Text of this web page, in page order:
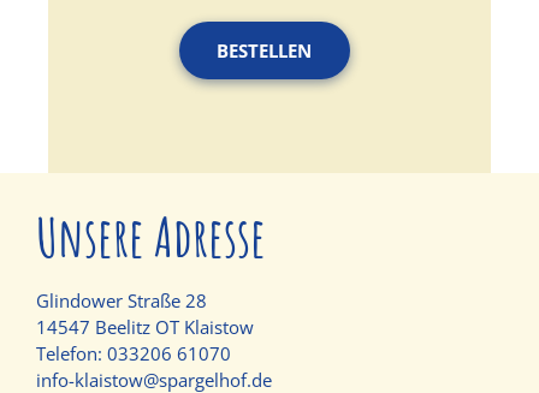
BESTELLEN
Unsere Adresse
Glindower Straße 28
14547 Beelitz OT Klaistow
Telefon: 033206 61070
info-klaistow@spargelhof.de